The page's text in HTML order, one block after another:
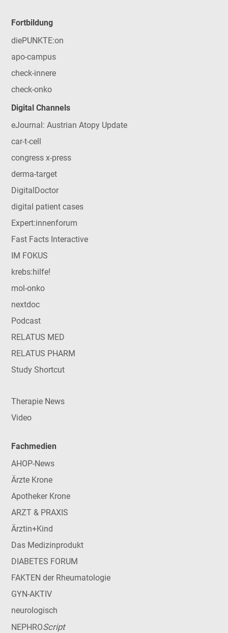
Fortbildung
diePUNKTE:on
apo-campus
check-innere
check-onko
Digital Channels
eJournal: Austrian Atopy Update
car-t-cell
congress x-press
derma-target
DigitalDoctor
digital patient cases
Expert:innenforum
Fast Facts Interactive
IM FOKUS
krebs:hilfe!
mol-onko
nextdoc
Podcast
RELATUS MED
RELATUS PHARM
Study Shortcut
Therapie News
Video
Fachmedien
AHOP-News
Ärzte Krone
Apotheker Krone
ARZT & PRAXIS
Ärztin+Kind
Das Medizinprodukt
DIABETES FORUM
FAKTEN der Rheumatologie
GYN-AKTIV
neurologisch
NEPHROScript